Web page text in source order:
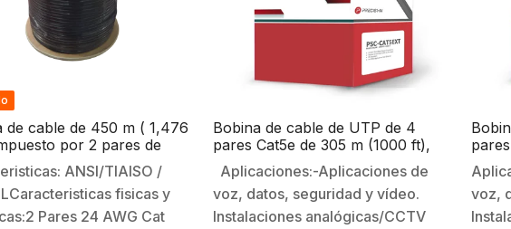
de cable de 450 m ( 1,476
por 2 pares de
5e , blindado + 1 par
16 LDPE. Uso en
ANSI/TIAISO /
fisicas y
Pares 24 AWG Cat
Bobina de cable de UTP de 4
pares Cat5e de 305 m (1000 ft),
100% Cobre, LDPE Resistente a
rayos UV, Color Negro, 24 AWG,
Uso en Exterior, Para
Aplicaciones de Voz, Datos y
Aplicaciones:-Aplicaciones de
voz, datos, seguridad y vídeo.
Instalaciones analógicas/CCTV
Gris,
Para
Video
voz,